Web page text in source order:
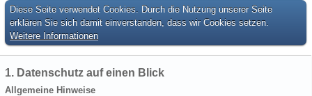
Diese Seite verwendet Cookies. Durch die Nutzung unserer Seite
erklären Sie sich damit einverstanden, dass wir Cookies setzen.
Weitere Informationen
1. Datenschutz auf einen Blick
Allgemeine Hinweise